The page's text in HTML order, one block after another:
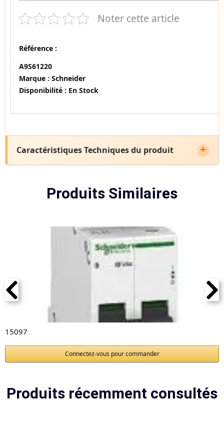
Noter cette article
Référence :
A9S61220
Marque : Schneider
Disponibilité : En Stock
Caractéristiques Techniques du produit
Produits Similaires
15097
Connectez-vous pour commander
Produits récemment consultés